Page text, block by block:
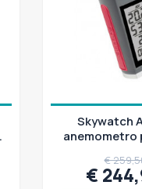
Skywatch
€
€